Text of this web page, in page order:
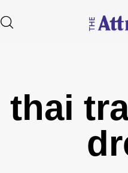
Type and hit enter
thai